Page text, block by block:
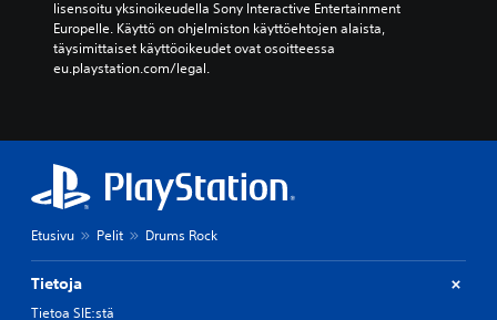
lisensoitu yksinoikeudella Sony Interactive Entertainment
Europelle. Käyttö on ohjelmiston käyttöehtojen alaista,
täysimittaiset käyttöoikeudet ovat osoitteessa
eu.playstation.com/legal.
Etusivu Pelit Drums Rock
Tietoja
Tietoa SIE:stä